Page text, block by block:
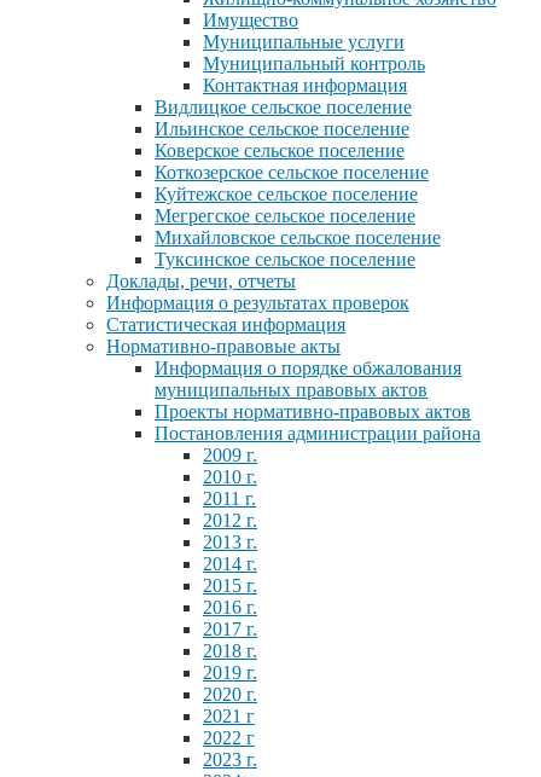
Имущество
Муниципальные услуги
Муниципальный контроль
Контактная информация
Видлицкое сельское поселение
Ильинское сельское поселение
Коверское сельское поселение
Коткозерское сельское поселение
Куйтежское сельское поселение
Мегрегское сельское поселение
Михайловское сельское поселение
Туксинское сельское поселение
Доклады, речи, отчеты
Информация о результатах проверок
Статистическая информация
Нормативно-правовые акты
Информация о порядке обжалования
муниципальных правовых актов
Проекты нормативно-правовых актов
Постановления администрации района
2009 г.
2010 г.
2011 г.
2012 г.
2013 г.
2014 г.
2015 г.
2016 г.
2017 г.
2018 г.
2019 г.
2020 г.
2021 г
2022 г
2023 г.